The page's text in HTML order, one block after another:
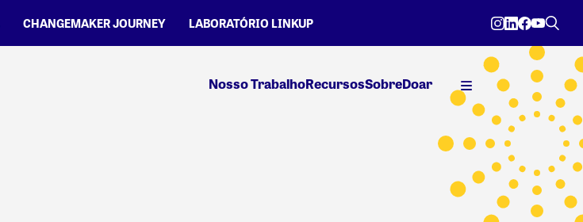
CHANGEMAKER JOURNEY LABORATÓRIO LINKUP
Nosso TrabalhoRecursosSobreDoar